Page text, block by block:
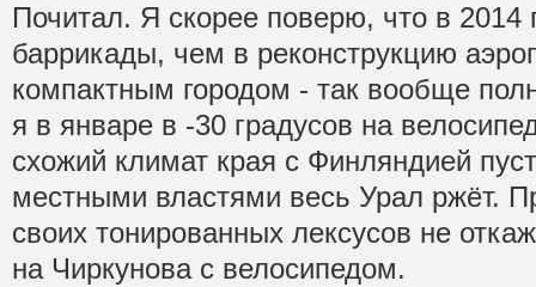
Почитал. Я скорее поверю, что в 2014
баррикады, чем в реконструкцию
компактным городом - так вообще
я в январе в -30 градусов на
схожий климат края с Финляндией
местными властями весь Урал ржёт.
своих тонированных лексусов не
на Чиркунова с велосипедом.